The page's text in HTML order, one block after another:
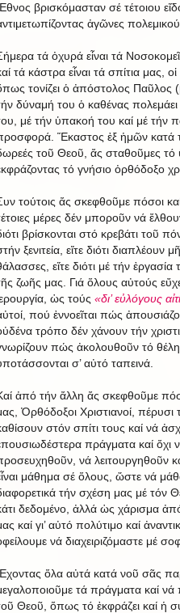
βρισκόμασταν σέ τέτοιου
ἀγῶνες
τά ὀχυρά εἶναι τά
τά κάστρα εἶναι τά σπίτια μας, οἱ
τονίζει ὁ ἀπόστολος Παῦλος
δύναμή του ὁ καθένας
μέ τήν ὑπακοή του καί μέ τήν
Ἕκαστος ἐξ ἡμῶν κατά
τοῦ Θεοῦ, ἄς σταθοῦμες τό
τό γνήσιο ὀρθόδοξο
τούτοις ἄς σκεφθοῦμε πόσοι
μέρες δέν μποροῦν νά
βρίσκονται στό κρεβάτι τοῦ
ξενιτεία, εἴτε διότι διαπλέουν
εἴτε διότι μέ τήν ἐργασία
ζωῆς μας. Γιά ὅλους αὐτούς
ὡς τούς «δι’ εὐλόγους
πού ἐννοεῖται πώς
τρόπο δέν χάνουν τήν
πώς ἀκολουθοῦν τό
σ’ αὐτό ταπεινά.
ἀπό τήν ἄλλη ἄς σκεφθοῦμε
Ὀρθόδοξοι Χριστιανοί, πέρυσι
στόν σπίτι τους καί νά
πράγματα καί ὄχι
νά λειτουργηθοῦν
μάθημα σέ ὅλους, ὥστε νά
τήν σχέση μας μέ τόν
δεδομένο, ἀλλά ὡς χάρισμα
καί γι’ αὐτό πολύτιμο καί
νά διαχειριζόμαστε μέ
ὅλα αὐτά κατά νοῦ σᾶς
τά πράγματα καί
Θεοῦ, ὅπως τό ἐκφράζει καί ἡ